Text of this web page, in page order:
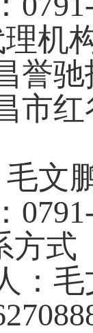
机
誉
市
毛文
方式
：毛